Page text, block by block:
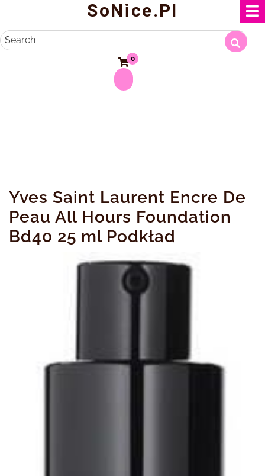
content
SoNice.pl
Search
0
Yves Saint Laurent Encre De
Peau All Hours Foundation
Bd40 25 ml Podkład